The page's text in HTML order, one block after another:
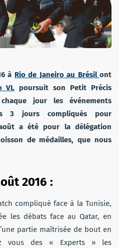
à Rio de Janeiro au Brésilont
VL poursuit son Petit Précis
jour les événements
3 jours compliqués pour
a été pour la délégation
de médailles, que nous
2016 :
compliqué face à la Tunisie,
les débats face au Qatar, en
partie maîtrisée de bout en
vous des « Experts » les